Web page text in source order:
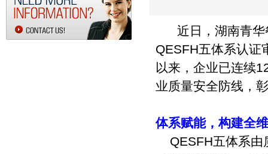
近日，湖南青
QESFH五体系认证
以来，企业已连续
业质量安全防线，
体系赋能，构建全
QESFH五体系由